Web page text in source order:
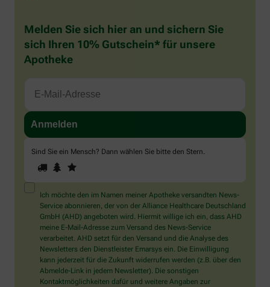
Melden Sie sich hier an und sichern Sie
sich Ihren 10% Gutschein* für unsere
Apotheke
Sind Sie ein Mensch? Dann wählen Sie bitte den Stern
Sie
ein
Mensch?
Dann
wählen
Sie
bitte
den
Stern.
1 2
Ich möchte den im Namen meiner Apotheke versandten News-
Service abonnieren, der von der Alliance Healthcare Deutschland
GmbH (AHD) angeboten wird. Hiermit willige ich ein, dass AHD
meine E-Mail-Adresse zum Versand des News-Service
verarbeitet. AHD setzt für den Versand und die Analyse des
Newsletters den Dienstleister Emarsys ein. Die Einwilligung
kann jederzeit für die Zukunft widerrufen werden (z.B. über den
Abmelde-Link in jedem Newsletter). Die sonstigen
Kontaktmöglichkeiten dafür und weitere Angaben zur